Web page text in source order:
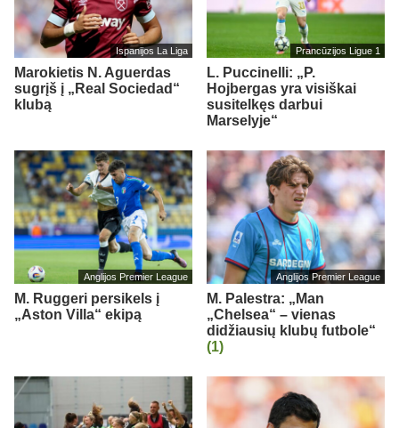
Ispanijos La Liga
Marokietis N. Aguerdas
sugrįš į „Real Sociedad“
klubą
Prancūzijos Ligue 1
L. Puccinelli: „P.
Hojbergas yra visiškai
susitelkęs darbui
Marselyje“
Anglijos Premier League
M. Ruggeri persikels į
„Aston Villa“ ekipą
Anglijos Premier League
M. Palestra: „Man
„Chelsea“ – vienas
didžiausių klubų futbole“
(1)